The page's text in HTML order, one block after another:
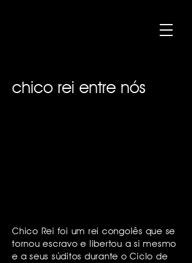
chico rei entre nós
Chico Rei foi um rei congolês que se
tornou escravo e libertou a si mesmo
e a seus súditos durante o Ciclo de